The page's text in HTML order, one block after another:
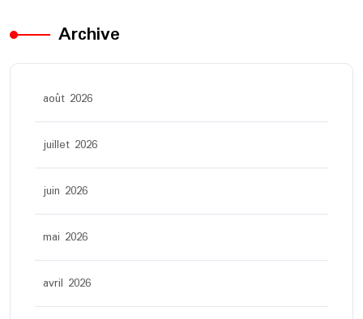
Archive
août 2026
juillet 2026
juin 2026
mai 2026
avril 2026